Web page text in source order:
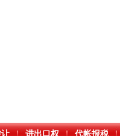
进出口权 代帐报税